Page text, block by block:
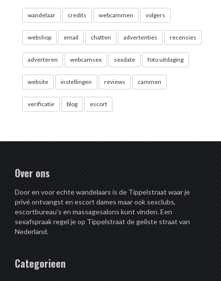
wandelaar credits webcammen volgers
webshop email chatten advertenties recensies
adverteren webcamsex sexdate foto uitdaging
website instellingen reviews cammen
verificatie blog escort
Over ons
Door en voor echte wandelaars is de Tippelstraat waar je
privé ontvangst en escort dames maar ook sexclubs,
escortbureau's en massagesalons kunt vinden. Een
sexafspraak regel je op Tippelstraat de geilste straat van
Nederland.
Categorieen